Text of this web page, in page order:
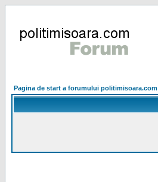
Pagina de start a forumului politimisoara.com